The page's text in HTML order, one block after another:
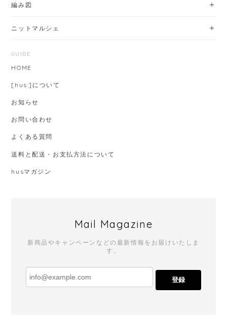
編み図
ニットマルシェ
GUIDE
HOME
[hus:]について
お知らせ
お問い合わせ
よくある質問
送料と配送・お支払方法について
husマガジン
Mail Magazine
新商品やキャンペーンなどの最新情報をお届けいたしま
す。
登録